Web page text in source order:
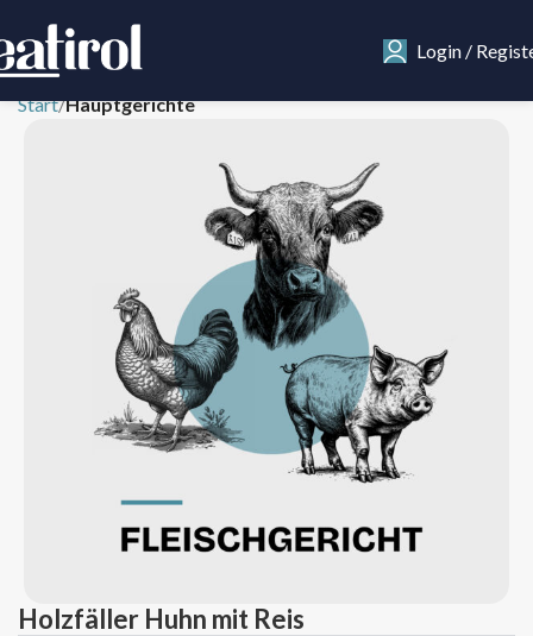
Login /
Start Hauptgerichte
Holzfäller Huhn mit Reis